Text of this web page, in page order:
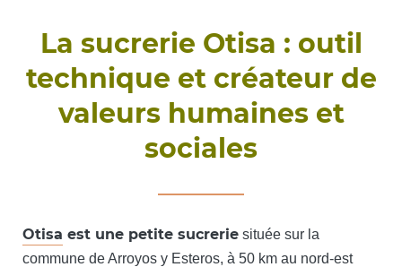
La sucrerie Otisa : outil
technique et créateur de
valeurs humaines et
sociales
Otisa est une petite sucrerie située sur la
commune de Arroyos y Esteros, à 50 km au nord-est